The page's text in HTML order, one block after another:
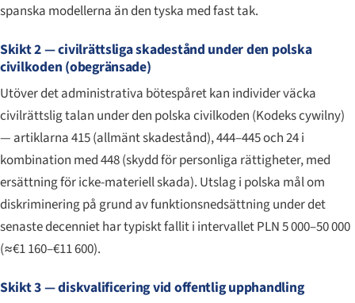
spanska modellerna än den tyska med fast tak.
Skikt 2 — civilrättsliga skadestånd under den polska
civilkoden (obegränsade)
Utöver det administrativa bötespåret kan individer väcka
civilrättslig talan under den polska civilkoden (Kodeks cywilny)
— artiklarna 415 (allmänt skadestånd), 444–445 och 24 i
kombination med 448 (skydd för personliga rättigheter, med
ersättning för icke-materiell skada). Utslag i polska mål om
diskriminering på grund av funktionsnedsättning under det
senaste decenniet har typiskt fallit i intervallet PLN 5 000–50 000
(≈€1 160–€11 600).
Skikt 3 — diskvalificering vid offentlig upphandling